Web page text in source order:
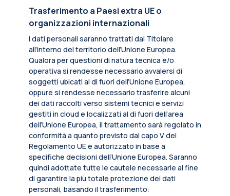
Trasferimento a Paesi extra UE o
organizzazioni internazionali
I dati personali saranno trattati dal Titolare
all’interno del territorio dell’Unione Europea.
Qualora per questioni di natura tecnica e/o
operativa si rendesse necessario avvalersi di
soggetti ubicati al di fuori dell’Unione Europea,
oppure si rendesse necessario trasferire alcuni
dei dati raccolti verso sistemi tecnici e servizi
gestiti in cloud e localizzati al di fuori dell’area
dell’Unione Europea, il trattamento sarà regolato in
conformità a quanto previsto dal capo V del
Regolamento UE e autorizzato in base a
specifiche decisioni dell’Unione Europea. Saranno
quindi adottate tutte le cautele necessarie al fine
di garantire la più totale protezione dei dati
personali, basando il trasferimento: